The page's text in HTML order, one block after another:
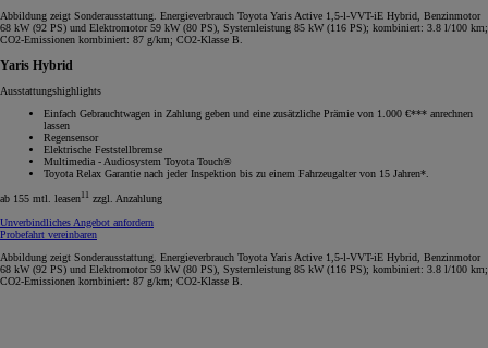
Abbildung zeigt Sonderausstattung. Energieverbrauch Toyota Yaris Active 1,5-l-VVT-iE Hybrid, Benzinmotor
68 kW (92 PS) und Elektromotor 59 kW (80 PS), Systemleistung 85 kW (116 PS); kombiniert: 3.8 l/100 km;
CO2-Emissionen kombiniert: 87 g/km; CO2-Klasse B.
Yaris Hybrid
Ausstattungshighlights
Einfach Gebrauchtwagen in Zahlung geben und eine zusätzliche Prämie von 1.000 €*** anrechnen
lassen
Regensensor
Elektrische Feststellbremse
Multimedia - Audiosystem Toyota Touch®
Toyota Relax Garantie nach jeder Inspektion bis zu einem Fahrzeugalter von 15 Jahren*.
ab 155 mtl. leasen11 zzgl. Anzahlung
Unverbindliches Angebot anfordern
Probefahrt vereinbaren
Abbildung zeigt Sonderausstattung. Energieverbrauch Toyota Yaris Active 1,5-l-VVT-iE Hybrid, Benzinmotor
68 kW (92 PS) und Elektromotor 59 kW (80 PS), Systemleistung 85 kW (116 PS); kombiniert: 3.8 l/100 km;
CO2-Emissionen kombiniert: 87 g/km; CO2-Klasse B.